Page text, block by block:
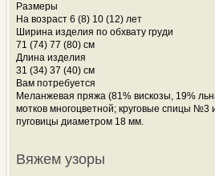
Размеры
На возраст 6 (8) 10 (12) лет
Ширина изделия по обхвату груди
71 (74) 77 (80) см
Длина изделия
31 (34) 37 (40) см
Вам потребуется
Меланжевая пряжа (81% вискозы, 19%
мотков многоцветной; круговые спицы
пуговицы диаметром 18 мм.
Вяжем узоры